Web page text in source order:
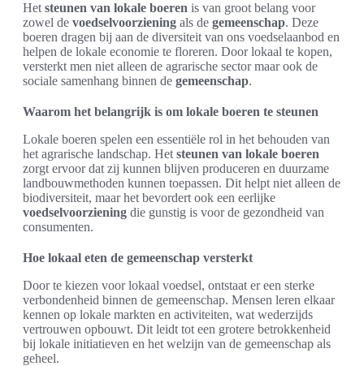
Het steunen van lokale boeren is van groot belang voor
zowel de voedselvoorziening als de gemeenschap. Deze
boeren dragen bij aan de diversiteit van ons voedselaanbod en
helpen de lokale economie te floreren. Door lokaal te kopen,
versterkt men niet alleen de agrarische sector maar ook de
sociale samenhang binnen de gemeenschap.
Waarom het belangrijk is om lokale boeren te steunen
Lokale boeren spelen een essentiële rol in het behouden van
het agrarische landschap. Het steunen van lokale boeren
zorgt ervoor dat zij kunnen blijven produceren en duurzame
landbouwmethoden kunnen toepassen. Dit helpt niet alleen de
biodiversiteit, maar het bevordert ook een eerlijke
voedselvoorziening die gunstig is voor de gezondheid van
consumenten.
Hoe lokaal eten de gemeenschap versterkt
Door te kiezen voor lokaal voedsel, ontstaat er een sterke
verbondenheid binnen de gemeenschap. Mensen leren elkaar
kennen op lokale markten en activiteiten, wat wederzijds
vertrouwen opbouwt. Dit leidt tot een grotere betrokkenheid
bij lokale initiatieven en het welzijn van de gemeenschap als
geheel.